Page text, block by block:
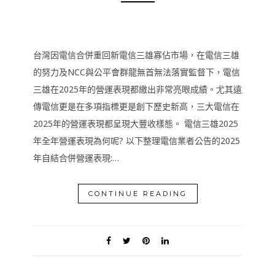
台灣因電信合併重回新電信三雄寡佔市場，在電信三雄
的努力及NCC與公平會群龍無首無法落實監督下，電信
三雄在2025年的營運表現都繳出非常亮眼成績。尤其遠
傳電信更是在多項指標更是創下歷史新高，三大電信在
2025年的營運表現都呈現大豐收樣態。 電信三雄2025
年全年營運表現為何呢? 以下整理電信業者公告的2025
年自結合併營運表現:…
CONTINUE READING